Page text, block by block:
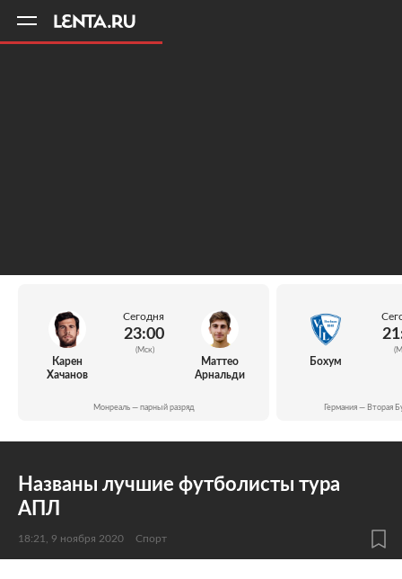
Карен
Хачанов
Сегодня
23:00
(Мск)
Маттео
Арнальди
Монреаль — парный разряд
Бохум
Германия — Вторая
Названы лучшие футболисты тура
АПЛ
18:21, 9 ноября 2020 Спорт